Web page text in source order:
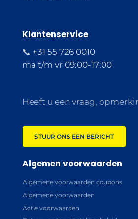
Klantenservice
📞 +31 55 726 0010
ma t/m vr 09:00-17:00
Heeft u een vraag,
STUUR ONS EEN BERICHT
Algemen voorwaarden
Algemene voorwaarden coupons
Algemene voorwaarden
Actie voorwaarden